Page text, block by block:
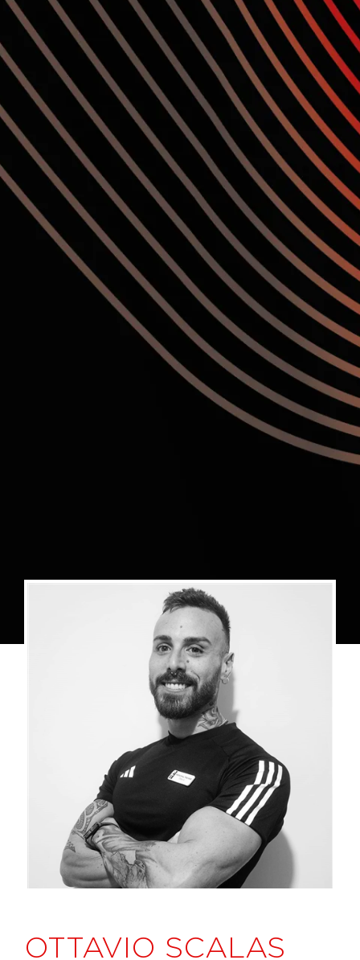
OTTAVIO SCALAS